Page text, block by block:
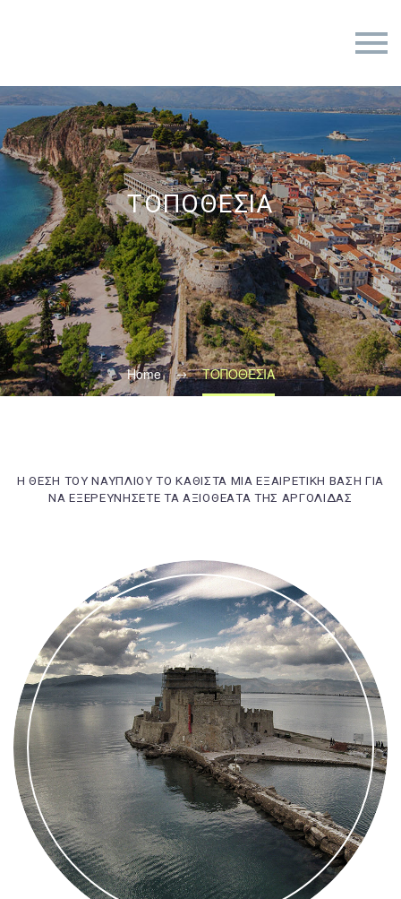
ΤΟΠΟΘΕΣΙΑ
Home ΤΟΠΟΘΕΣΙΑ
Η ΘΕΣΗ ΤΟΥ ΝΑΥΠΛΙΟΥ ΤΟ ΚΑΘΙΣΤΑ ΜΙΑ ΕΞΑΙΡΕΤΙΚΗ ΒΑΣΗ ΓΙΑ
ΝΑ ΕΞΕΡΕΥΝΗΣΕΤΕ ΤΑ ΑΞΙΟΘΕΑΤΑ ΤΗΣ ΑΡΓΟΛΙΔΑΣ